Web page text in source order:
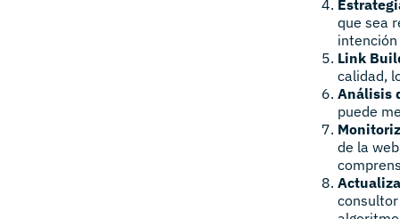
que sea
Link
calidad,
Análisis
puede
de la